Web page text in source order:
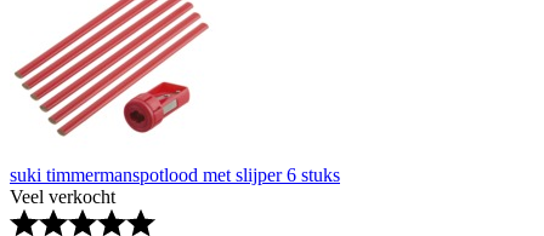
suki timmermanspotlood met slijper 6 stuks
Veel verkocht